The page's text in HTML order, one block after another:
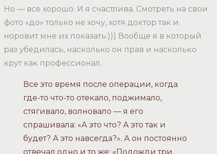
Но — все хорошо. И я счастлива. Смотреть на свои
фото «до» только не хочу, хотя доктор так и
норовит мне их показать:))) Вообще я в который
раз убедилась, насколько он прав и насколько
крут как профессионал.
Все это время после операции, когда
где-то что-то отекало, поджимало,
стягивало, волновало — я его
спрашивала: «А это что? А это так и
будет? А это навсегда?». А он постоянно
отвечал одно и то же: «Подожди три